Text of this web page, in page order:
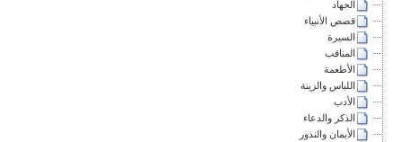
الجهاد
قصص الأنبياء
السيرة
المناقب
الأطعمة
اللباس والزينة
الأدب
الذكر والدعاء
الأيمان والنذور